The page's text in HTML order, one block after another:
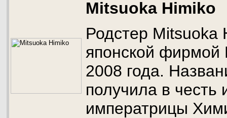
Mitsuoka Himiko
Родстер Mitsuoka
японской фирмой
2008 года.
получила в честь
императрицы